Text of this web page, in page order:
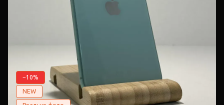
−10%
NEW